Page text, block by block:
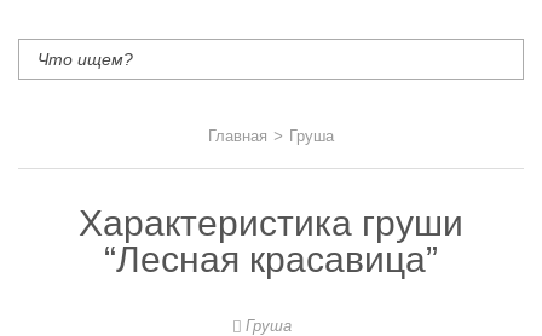
Главная > Груша
Характеристика груши
“Лесная красавица”
Груша